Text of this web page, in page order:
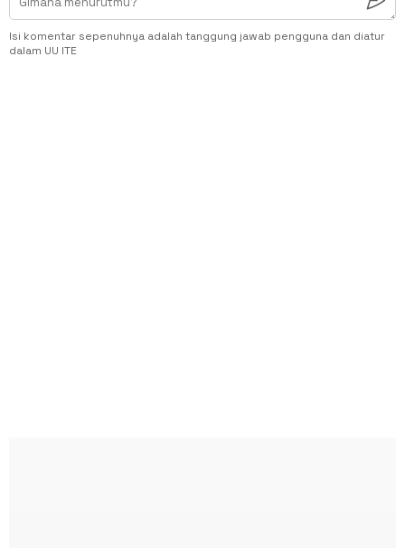
Isi komentar sepenuhnya adalah tanggung jawab pengguna dan diatur
dalam UU ITE